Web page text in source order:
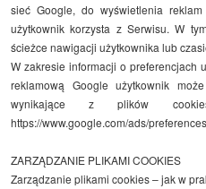
sieć Google, do wyświetlenia
użytkownik korzysta z Serwisu. W
ścieżce nawigacji użytkownika lub
W zakresie informacji o preferencjach
reklamową Google użytkownik
wynikające z plików
https://www.google.com/ads/
ZARZĄDZANIE PLIKAMI COOKIES
Zarządzanie plikami cookies – jak w